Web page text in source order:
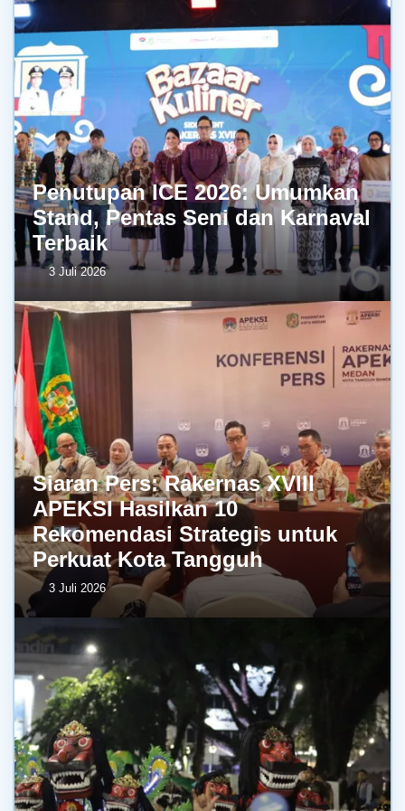
Penutupan ICE 2026: Umumkan
Stand, Pentas Seni dan Karnaval
Terbaik
3 Juli 2026
Siaran Pers: Rakernas XVIII
APEKSI Hasilkan 10
Rekomendasi Strategis untuk
Perkuat Kota Tangguh
3 Juli 2026